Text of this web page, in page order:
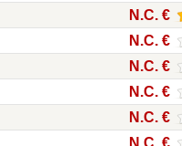
N.C. €
N.C. €
N.C. €
N.C. €
N.C. €
N.C. €